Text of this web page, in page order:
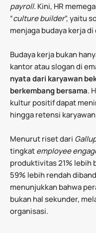
payroll. Kini, HR
“culture builder”, yaitu
menjaga budaya kerja
Budaya kerja bukan
kantor atau slogan di
nyata dari karyawan
berkembang bersama.
kultur positif dapat
hingga retensi
Menurut riset dari
tingkatemployee
produktivitas 21% lebih
59% lebih rendah
menunjukkan bahwa
bukan hal sekunder,
organisasi.